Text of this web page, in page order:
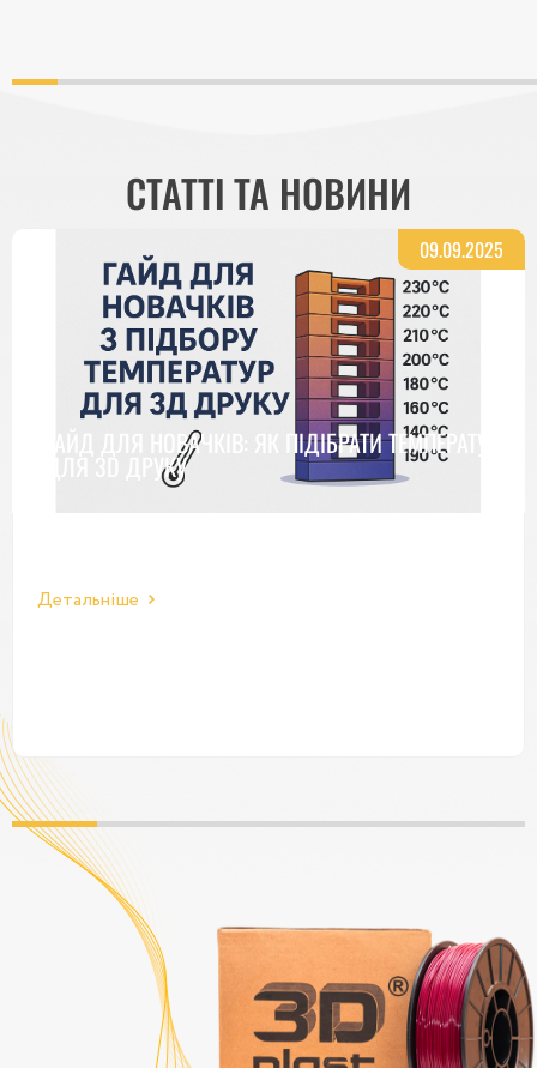
СТАТТІ ТА НОВИНИ
09.09.2025
ГАЙД ДЛЯ НОВАЧКІВ: ЯК ПІДІБРАТИ ТЕМПЕРАТУРУ
ДЛЯ 3D ДРУКУ
Детальніше